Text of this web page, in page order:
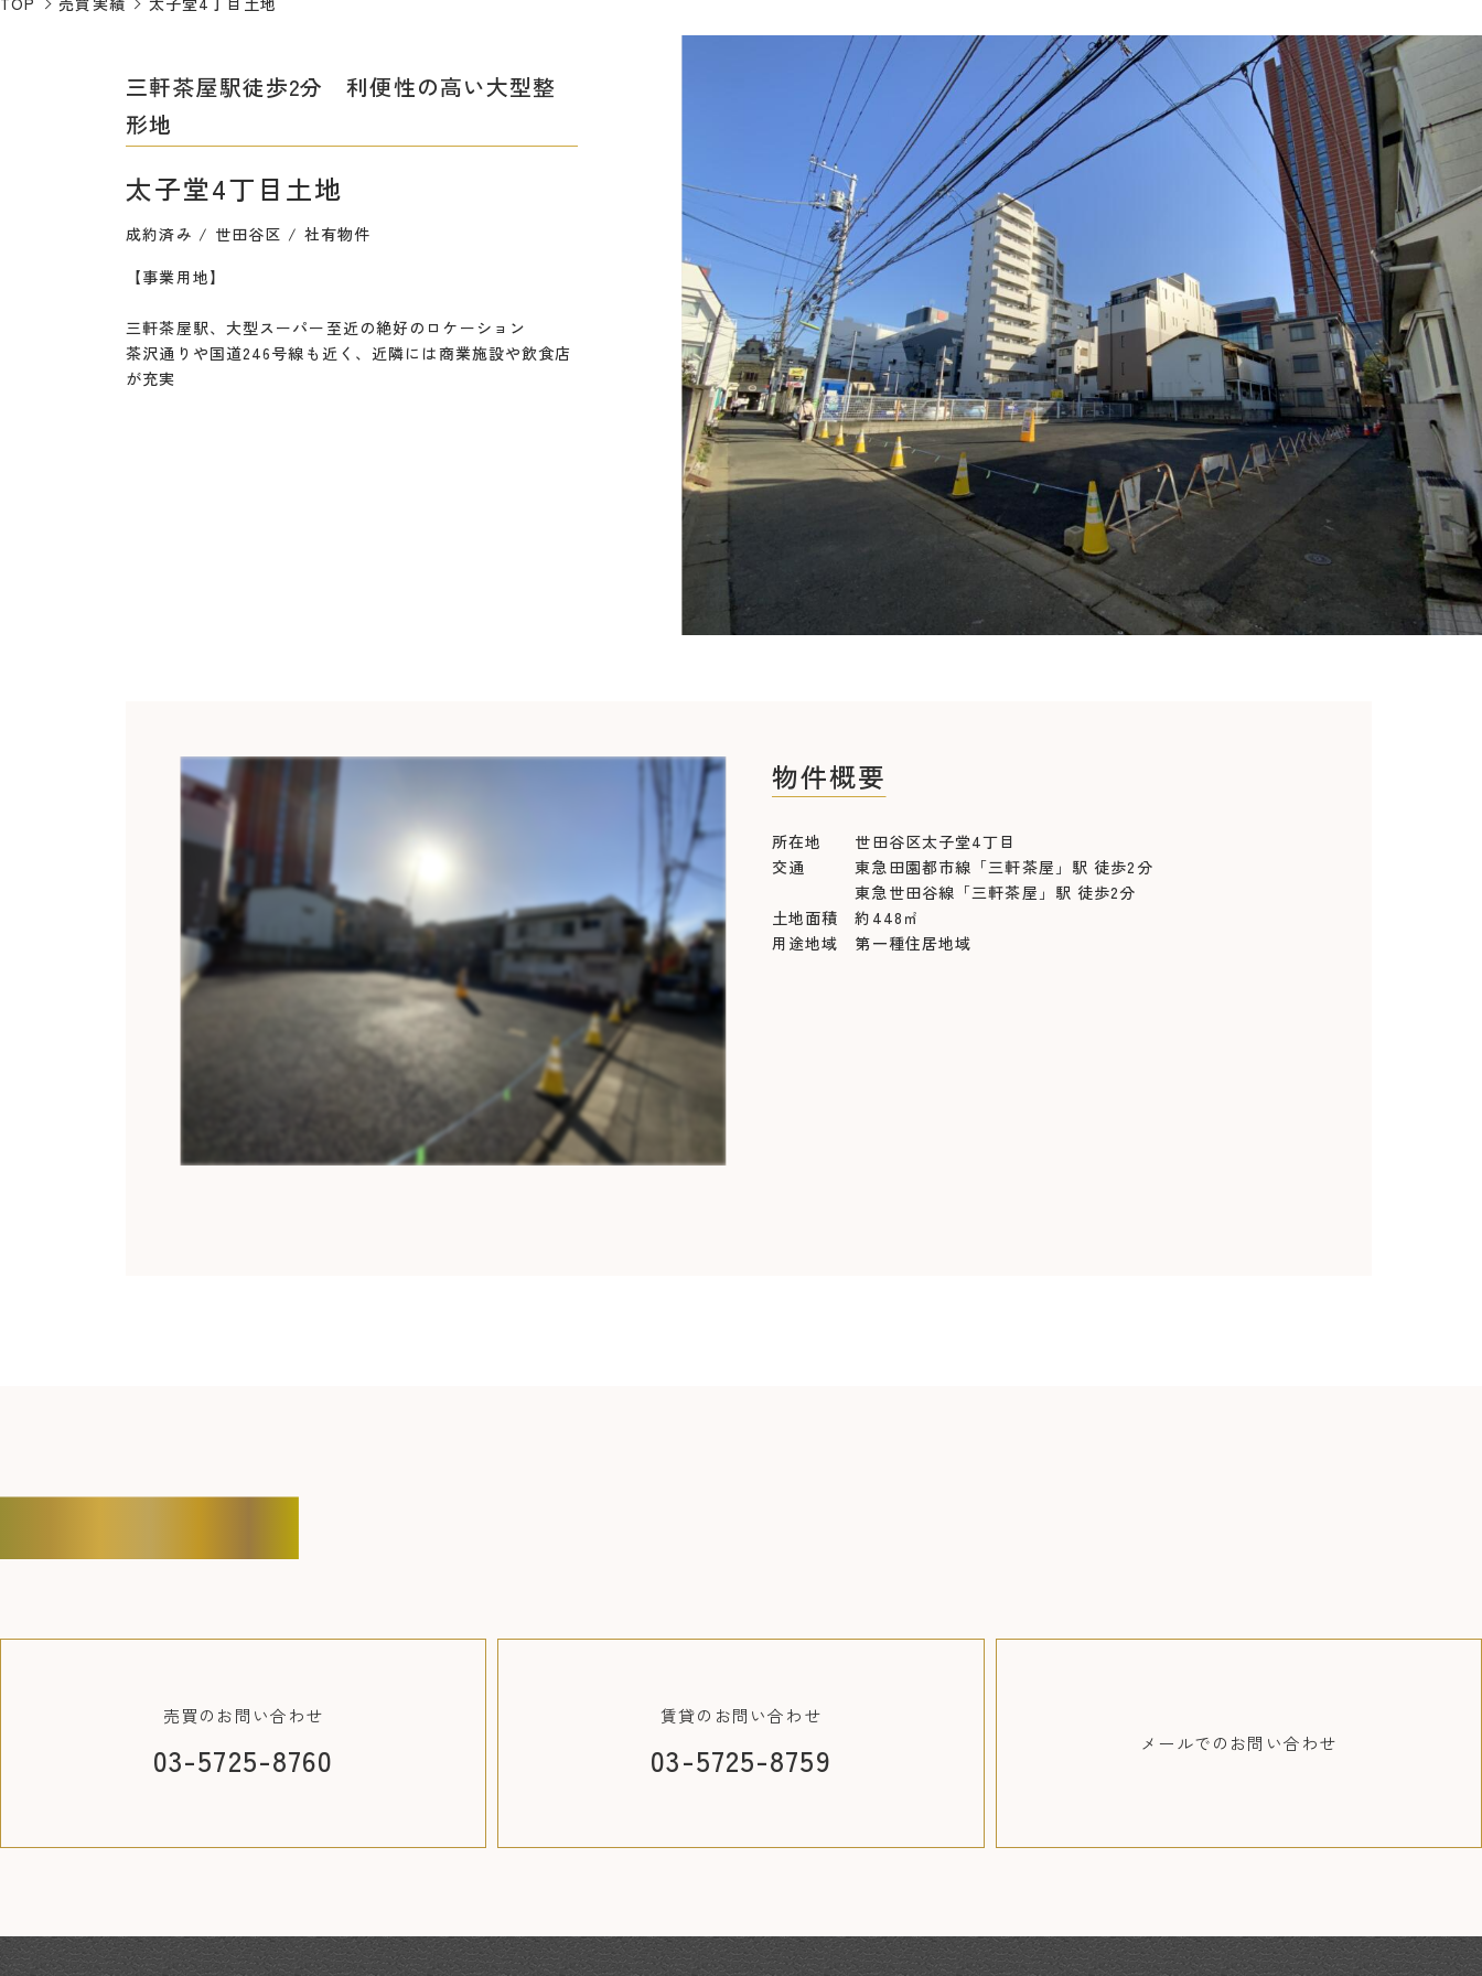
三軒茶屋駅徒歩2分 利便性の高い大型整
形地
太子堂4丁目土地
成約済み 世田谷区
社有物件
【事業用地】
三軒茶屋駅、大型スーパー至近の絶好のロケーション
茶沢通りや国道246号線も近く、近隣には商業施設や飲食店
が充実
物件概要
所在地 世田谷区太子堂4丁目
交通 東急田園都市線「三軒茶屋」駅 徒歩2分
東急世田谷線「三軒茶屋」駅 徒歩2分
土地面積 約448㎡
用途地域 第一種住居地域
売買の お問い合わせ
03-5725-8760
賃貸の お問い合わせ
03-5725-8759 メールでの お問い合わせ